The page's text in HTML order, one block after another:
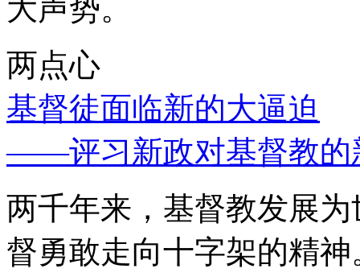
大声势。
两点心
基督徒面临新的大逼迫
——评习新政对基督教的
两千年来，基督教发展
督勇敢走向十字架的精